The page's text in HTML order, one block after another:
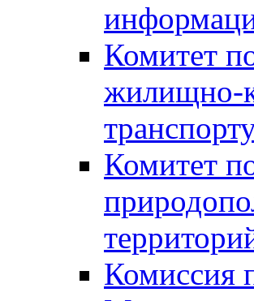
Комитет
жилищно-
Комитет
Комиссия